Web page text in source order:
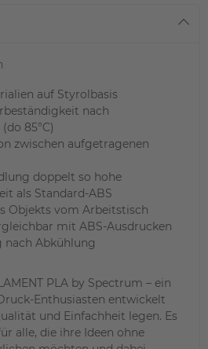
auf Styrolbasis
nach
85°C)
zwischen aufgetragenen
doppelt so hohe
als Standard-ABS
Objekts vom Arbeitstisch
mit ABS-Ausdrucken
nach Abkühlung
PLA by Spectrum – ein
Enthusiasten entwickelt
und Einfachheit legen. Es
alle, die ihre Ideen ohne